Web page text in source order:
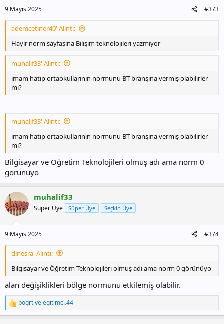
9 Mayıs 2025 #373
ademcetiner40' Alıntı:
Hayır norm sayfasına Bilişim teknolojileri yazmıyor
muhalif33' Alıntı:
imam hatip ortaokullarının normunu BT branşına vermiş olabilirler
mi?
muhalif33' Alıntı:
imam hatip ortaokullarının normunu BT branşına vermiş olabilirler
mi?
Bilgisayar ve Öğretim Teknolojileri olmuş adı ama norm 0
görünüyo
muhalif33
Süper Üye Süper Üye Seçkin Üye
9 Mayıs 2025 #374
dlnesra' Alıntı:
Bilgisayar ve Öğretim Teknolojileri olmuş adı ama norm 0 görünüyo
alan değişiklikleri bölge normunu etkilemiş olabilir.
T
e
bogrtveegitimci.44